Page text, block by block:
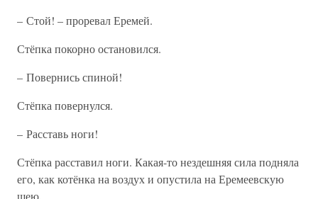
– Стой! – проревал Еремей.
Стёпка покорно остановился.
– Повернись спиной!
Стёпка повернулся.
– Расставь ноги!
Стёпка расставил ноги. Какая-то нездешняя сила подняла
его, как котёнка на воздух и опустила на Еремеевскую
шею.